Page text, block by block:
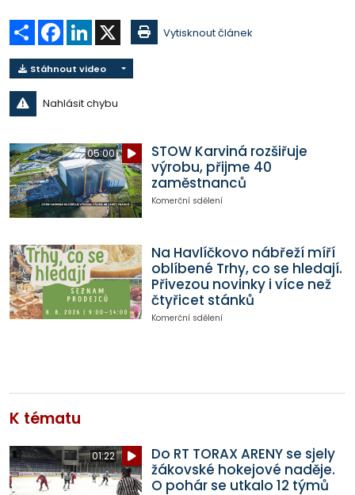
Sdílet Facebook
LinkedIn Vytisknout článek
Stáhnout video
Nahlásit chybu
05:00
STOW Karviná rozšiřuje
výrobu, přijme 40
zaměstnanců
Komerční sdělení
Na Havlíčkovo nábřeží míří
oblíbené Trhy, co se hledají.
Přivezou novinky i více než
čtyřicet stánků
Komerční sdělení
K tématu
01:22
Do RT TORAX ARENY se sjely
žákovské hokejové naděje.
O pohár se utkalo 12 týmů